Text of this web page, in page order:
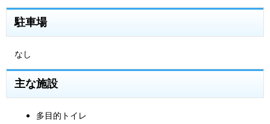
駐車場
なし
主な施設
多目的トイレ